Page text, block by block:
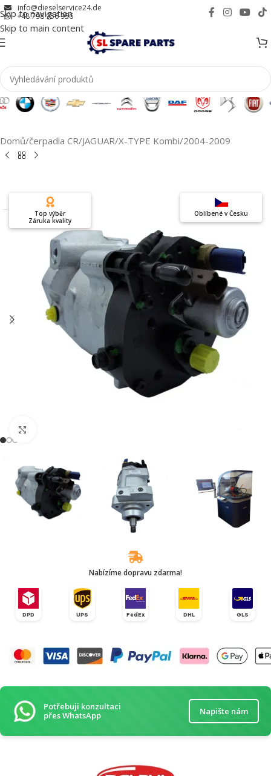
Skip to navigation
Skip to main content
info@dieselservice24.de
+48 798 956 956
Domů/čerpadla CR/JAGUAR/X-TYPE Kombi/2004-2009
Oblíbené v Česku
Top výběr
Záruka kvality
Nabízíme dopravu zdarma!
DPD UPS FedEx DHL GLS
Potřebuji konzultaci
přes WhatsApp
Napište nám